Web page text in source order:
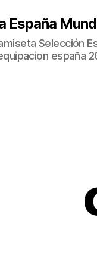
España
Selección
españa